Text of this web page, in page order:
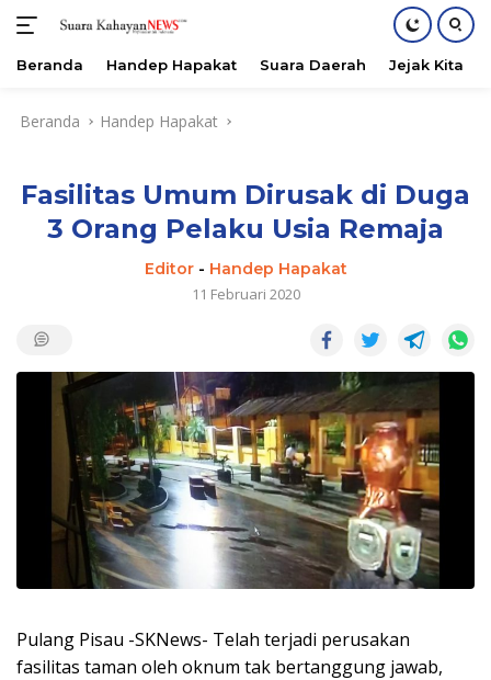
Beranda Handep Hapakat Suara Daerah Jejak Kita
Beranda Handep Hapakat
Fasilitas Umum Dirusak di Duga
3 Orang Pelaku Usia Remaja
Editor- Handep Hapakat
11 Februari 2020
Pulang Pisau -SKNews- Telah terjadi perusakan
fasilitas taman oleh oknum tak bertanggung jawab,